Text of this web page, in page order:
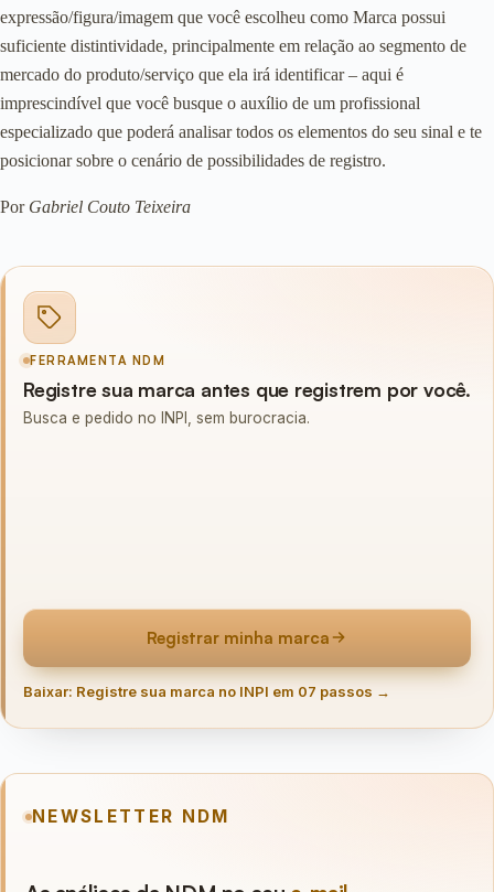
expressão/figura/imagem que você escolheu como Marca possui
suficiente distintividade, principalmente em relação ao segmento de
mercado do produto/serviço que ela irá identificar – aqui é
imprescindível que você busque o auxílio de um profissional
especializado que poderá analisar todos os elementos do seu sinal e te
posicionar sobre o cenário de possibilidades de registro.
Por Gabriel Couto Teixeira
FERRAMENTA NDM
Registre sua marca antes que registrem por você.
Busca e pedido no INPI, sem burocracia.
Registrar minha marca
Baixar: Registre sua marca no INPI em 07 passos →
NEWSLETTER NDM